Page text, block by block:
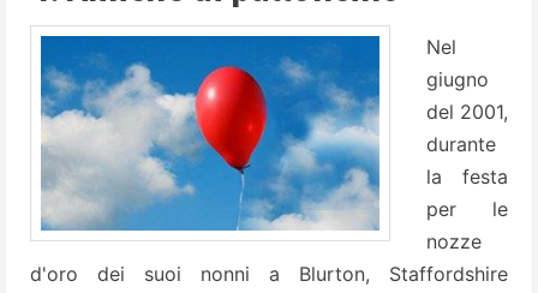
Nel
giugno
del 2001,
durante
la festa
per le
nozze
d'oro dei suoi nonni a Blurton, Staffordshire